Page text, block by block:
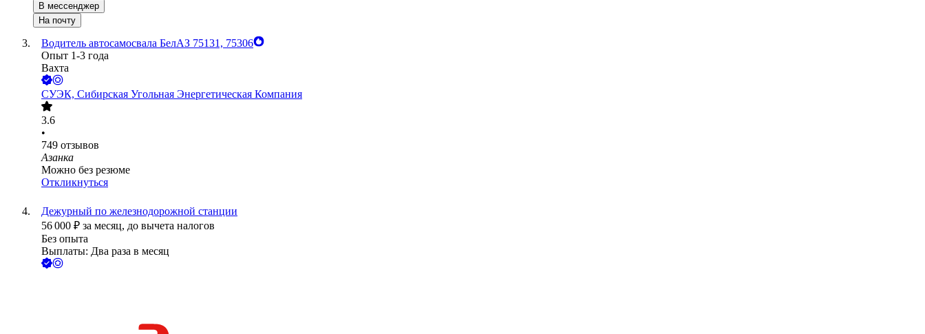
В мессенджер
На почту
Водитель автосамосвала БелАЗ 75131, 75306
Опыт 1-3 года
Вахта
СУЭК, Сибирская Угольная Энергетическая Компания
3.6
•
749 отзывов
Азанка
Можно без резюме
Откликнуться
Дежурный по железнодорожной станции
56 000 ₽ за месяц, до вычета налогов
Без опыта
Выплаты: Два раза в месяц